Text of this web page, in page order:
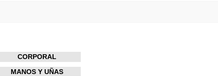
CORPORAL
MANOS Y UÑAS